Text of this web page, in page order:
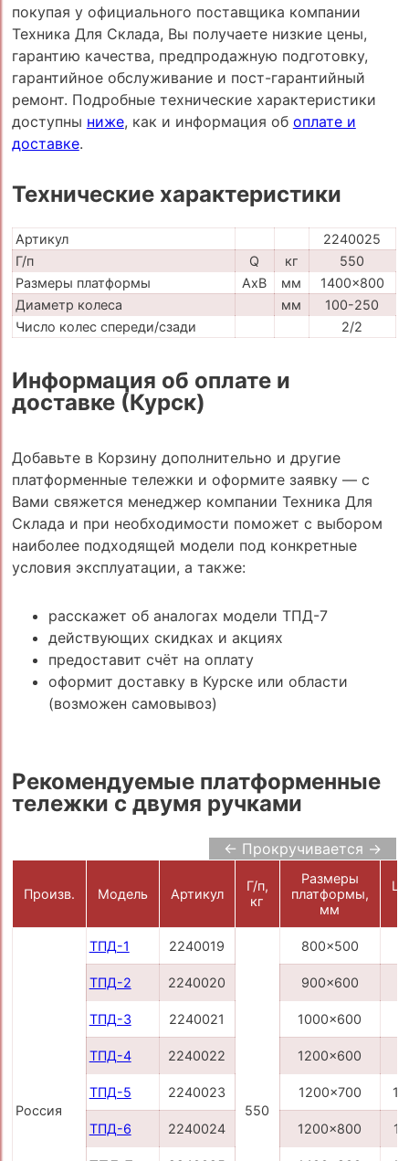
покупая у официального поставщика компании
Техника Для Склада, Вы получаете низкие цены,
гарантию качества, предпродажную подготовку,
гарантийное обслуживание и пост-гарантийный
ремонт. Подробные технические характеристики
доступны ниже, как и информация об оплате и
доставке.
Технические характеристики
Артикул
2240025
Г/п
Q кг
550
Размеры платформы
AxB мм
1400x800
Диаметр колеса
мм
100-250
Число колес спереди/сзади
2/2
Информация об оплате и
доставке (Курск)
Добавьте в Корзину дополнительно и другие
платформенные тележки и оформите заявку — с
Вами свяжется менеджер компании Техника Для
Склада и при необходимости поможет с выбором
наиболее подходящей модели под конкретные
условия эксплуатации, а также:
расскажет об аналогах модели ТПД-7
действующих скидках и акциях
предоставит счёт на оплату
оформит доставку в Курске или области
(возможен самовывоз)
Рекомендуемые платформенные
тележки с двумя ручками
← Прокручивается →
Произв. Модель Артикул
Г/п,
кг
Размеры
платформы,
мм
Россия
ТПД-1 2240019
550
800x500
ТПД-2 2240020 900x600
ТПД-3 2240021 1000x600
ТПД-4 2240022 1200x600
ТПД-5 2240023 1200x700
ТПД-6 2240024 1200x800